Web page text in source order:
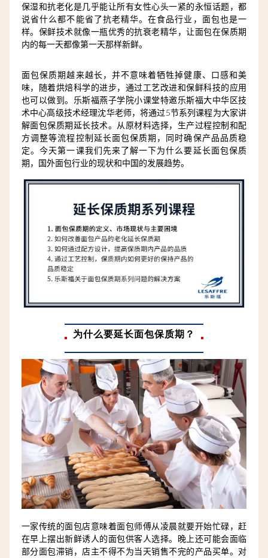
保湿和抗老化是几乎能让所有女性心头一紧的永恒话题，都
说省什么都不能省了抗老精华。在食品行业，面包也是一
样。保鲜技术就像一瓶优秀的抗衰老精华，让面包在保质期
内的每一天都像第一天那样新鲜。
面包保质期越来越长，并不意味着牺牲掉健康、口感和美
味，随着烘焙科学的进步，通过工艺改进和保鲜科技的应用
也可以做到。乐斯福燕子学院小课堂特邀乐斯福大中华区技
术中心高级技术经理沈华老师，将通过5节系列课程为大家讲
解面包保质期延长技术。从原材料选择，生产过程控制和配
方调整等流程控制延长面包保质期，同时确保产品品质稳
定。今天第一课我们先来了解一下为什么要延长面包保质
期，国外面包行业的现状和中国的发展趋势。
为什么要延长面包保质期？
一家传统的面包店意味着面包师傅从凌晨就要开始忙碌，赶
在早上摆出新鲜诱人的面包供客人选择。晚上还可能会面临
部分面包滞销，店主不得不为当天销售不完的产品买单。对